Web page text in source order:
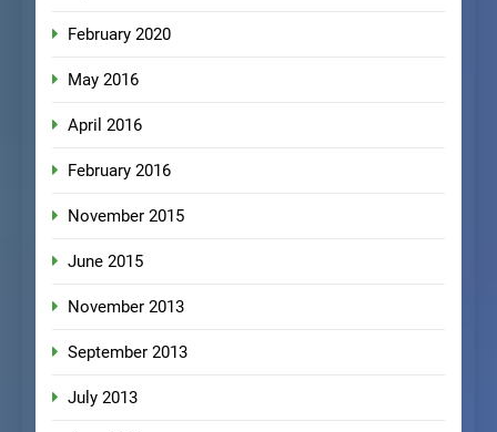
February 2020
May 2016
April 2016
February 2016
November 2015
June 2015
November 2013
September 2013
July 2013